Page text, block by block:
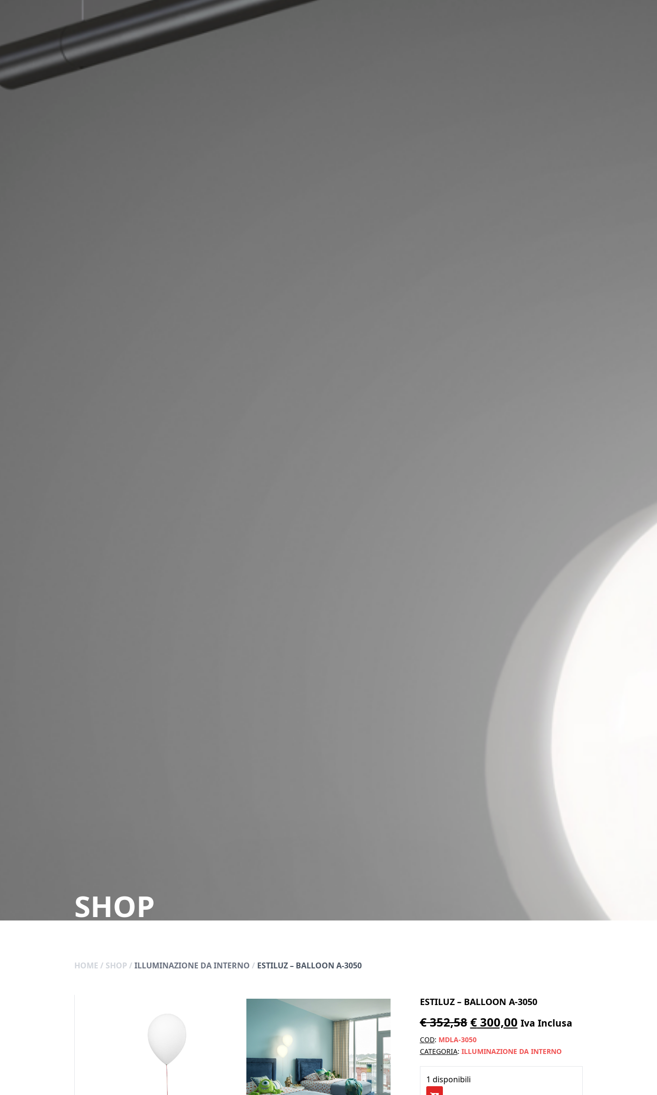
SHOP
HOME / SHOP / ILLUMINAZIONE DA INTERNO / ESTILUZ – BALLOON A-3050
ESTILUZ – BALLOON A-3050
€352,58Il
prezzo
originale
era:
€ 352,58.
€300,00Il
attuale
è:
Iva Inclusa
COD: MDLA-3050
CATEGORIA: ILLUMINAZIONE DA INTERNO
1 disponibili
ESTILUZ